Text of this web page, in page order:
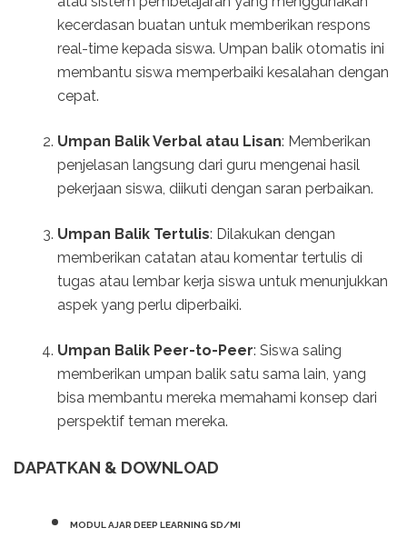
kecerdasan buatan untuk memberikan respons
real-time kepada siswa. Umpan balik otomatis ini
membantu siswa memperbaiki kesalahan dengan
cepat.
Umpan Balik Verbal atau Lisan: Memberikan
penjelasan langsung dari guru mengenai hasil
pekerjaan siswa, diikuti dengan saran perbaikan.
Umpan Balik Tertulis: Dilakukan dengan
memberikan catatan atau komentar tertulis di
tugas atau lembar kerja siswa untuk menunjukkan
aspek yang perlu diperbaiki.
Umpan Balik Peer-to-Peer: Siswa saling
memberikan umpan balik satu sama lain, yang
bisa membantu mereka memahami konsep dari
perspektif teman mereka.
DAPATKAN & DOWNLOAD
MODUL AJAR DEEP LEARNING SD/MI